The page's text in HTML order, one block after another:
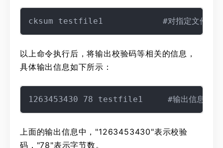
以上命令执行后，将输出校验码等相关的信息，
具体输出信息如下所示：
上面的输出信息中，"1263453430"表示校验
码，"78"表示字节数。